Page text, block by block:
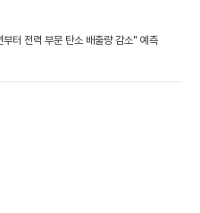
터 전력 부문 탄소 배출량 감소" 예측